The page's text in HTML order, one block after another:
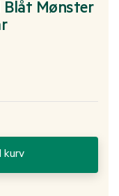
Blåt Mønster
kurv